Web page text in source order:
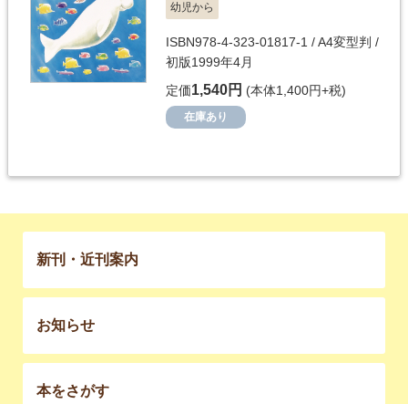
幼児から
ISBN978-4-323-01817-1 / A4変型判 /
初版1999年4月
定価1,540円 (本体1,400円+税)
在庫あり
新刊・近刊案内
お知らせ
本をさがす